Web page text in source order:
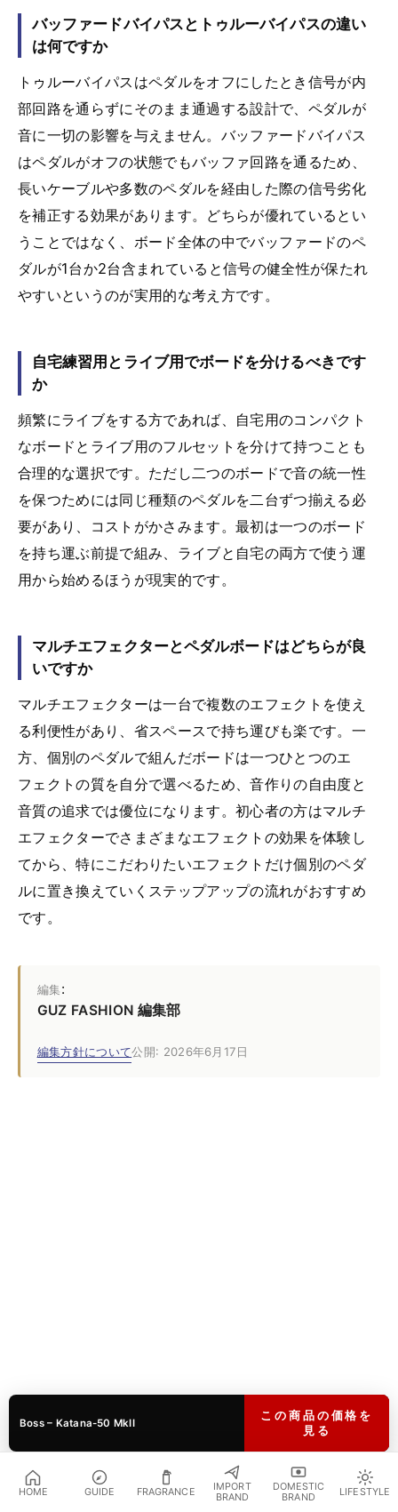
バッファードバイパスとトゥルーバイパスの違い
は何ですか
トゥルーバイパスはペダルをオフにしたとき信号が内
部回路を通らずにそのまま通過する設計で、ペダルが
音に一切の影響を与えません。バッファードバイパス
はペダルがオフの状態でもバッファ回路を通るため、
長いケーブルや多数のペダルを経由した際の信号劣化
を補正する効果があります。どちらが優れているとい
うことではなく、ボード全体の中でバッファードのペ
ダルが1台か2台含まれていると信号の健全性が保たれ
やすいというのが実用的な考え方です。
自宅練習用とライブ用でボードを分けるべきです
か
頻繁にライブをする方であれば、自宅用のコンパクト
なボードとライブ用のフルセットを分けて持つことも
合理的な選択です。ただし二つのボードで音の統一性
を保つためには同じ種類のペダルを二台ずつ揃える必
要があり、コストがかさみます。最初は一つのボード
を持ち運ぶ前提で組み、ライブと自宅の両方で使う運
用から始めるほうが現実的です。
マルチエフェクターとペダルボードはどちらが良
いですか
マルチエフェクターは一台で複数のエフェクトを使え
る利便性があり、省スペースで持ち運びも楽です。一
方、個別のペダルで組んだボードは一つひとつのエ
フェクトの質を自分で選べるため、音作りの自由度と
音質の追求では優位になります。初心者の方はマルチ
エフェクターでさまざまなエフェクトの効果を体験し
てから、特にこだわりたいエフェクトだけ個別のペダ
ルに置き換えていくステップアップの流れがおすすめ
です。
編集:
GUZ FASHION 編集部
編集方針について公開: 2026年6月17日
Boss – Katana-50 MkII
この商品の価格を
見る
おすすめ商品を見る
HOME GUIDE FRAGRANCE
IMPORT
BRAND
DOMESTIC
BRAND
LIFESTYLE